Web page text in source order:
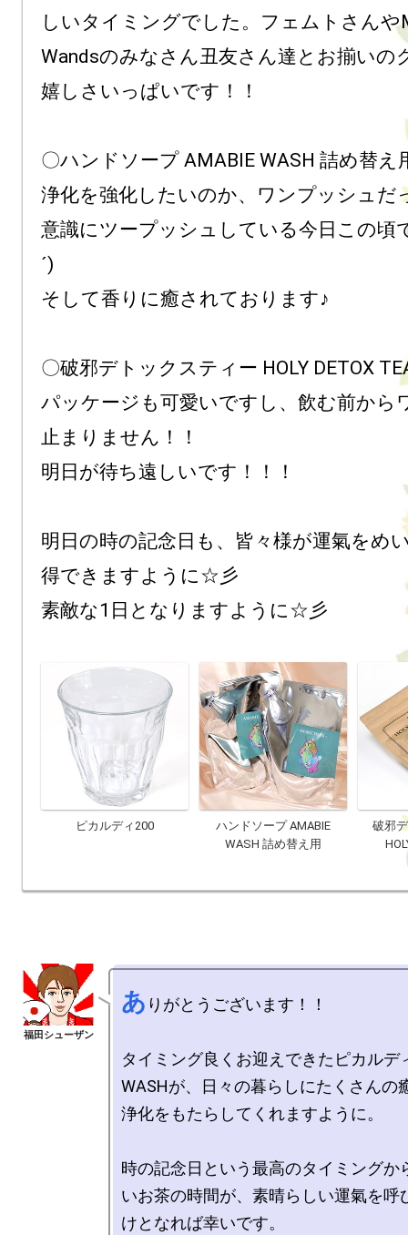
しいタイミングでした。フェムトさんや
Wandsのみなさん丑友さん達とお揃いの
嬉しさいっぱいです！！
〇ハンドソープ AMABIE WASH 詰め替え
浄化を強化したいのか、ワンプッシュだ
意識にツープッシュしている今日この頃
´)ゞ
そして香りに癒されております♪
〇破邪デトックスティー HOLY DETOX
パッケージも可愛いですし、飲む前から
止まりません！！
明日が待ち遠しいです！！！
明日の時の記念日も、皆々様が運氣をめ
得できますように☆彡
素敵な1日となりますように☆彡
ピカルディ200
ハンドソープ AMABIE
WASH 詰め替え用
破邪
あ りがとうございます！！
タイミング良くお迎えできたピカルデ
WASHが、日々の暮らしにたくさんの
浄化をもたらしてくれますように。
時の記念日という最高のタイミングか
いお茶の時間が、素晴らしい運氣を呼
けとなれば幸いです。